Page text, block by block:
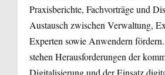
Praxisberichte, Fachvorträge und
Austausch zwischen Verwaltung,
Experten sowie Anwendern
stehen Herausforderungen der
Digitalisierung und der Einsatz